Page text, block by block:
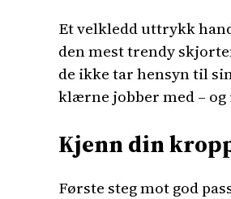
Et velkledd uttrykk
den mest trendy
de ikke tar hensyn til
klærne jobber med –
Kjenn din
Første steg mot god